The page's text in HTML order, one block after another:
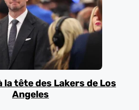
la tête des Lakers de Los
Angeles